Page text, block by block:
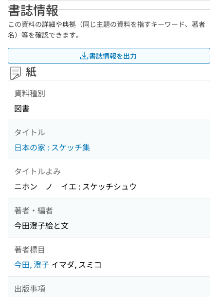
書誌情報
この資料の詳細や典拠（同じ主題の資料を指すキーワード、著者
名）等を確認できます。
書誌情報を出力
紙
資料種別
図書
タイトル
日本の家 : スケッチ集
タイトルよみ
ニホン ノ イエ : スケッチシュウ
著者・編者
今田澄子絵と文
著者標目
今田, 澄子 イマダ, スミコ
出版事項